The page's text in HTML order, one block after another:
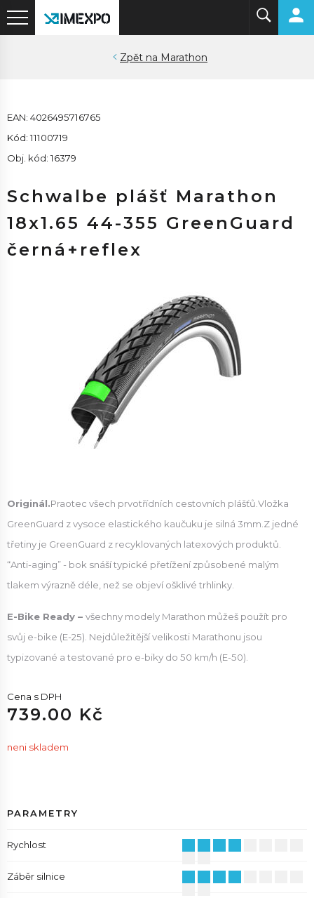
Marathon
EAN: 4026495716765
Kód: 11100719
Obj. kód: 16379
Schwalbe plášť Marathon
18x1.65 44-355 GreenGuard
černá+reflex
Originál.Praotec všech prvotřídních cestovních plášťů.Vložka
GreenGuard z vysoce elastického kaučuku je silná 3mm.Z jedné
třetiny je GreenGuard z recyklovaných latexových produktů.
“Anti-aging” - bok snáší typické přetížení způsobené malým
tlakem výrazně déle, než se objeví ošklivé trhlinky.
E-Bike Ready – všechny modely Marathon můžeš použít pro
svůj e-bike (E-25). Nejdůležitější velikosti Marathonu jsou
typizované a testované pro e-biky do 50 km/h (E-50).
Cena s DPH
739.00 Kč
neni skladem
PARAMETRY
Rychlost
Záběr silnice